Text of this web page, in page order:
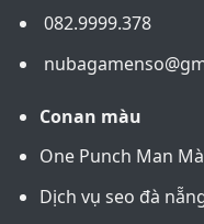
tuyệt đối khi
Tại NubaGame,
chơi như:
082.9999.378
Conan màu
One Punch Man
Dịch vụ seo đà